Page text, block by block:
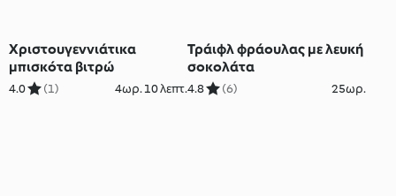
Χριστουγεννιάτικα
μπισκότα βιτρώ
4.0 (1) 4ωρ. 10 λεπτ.
Τράιφλ φράουλας με λευκή
σοκολάτα
4.8 (6) 25ωρ.